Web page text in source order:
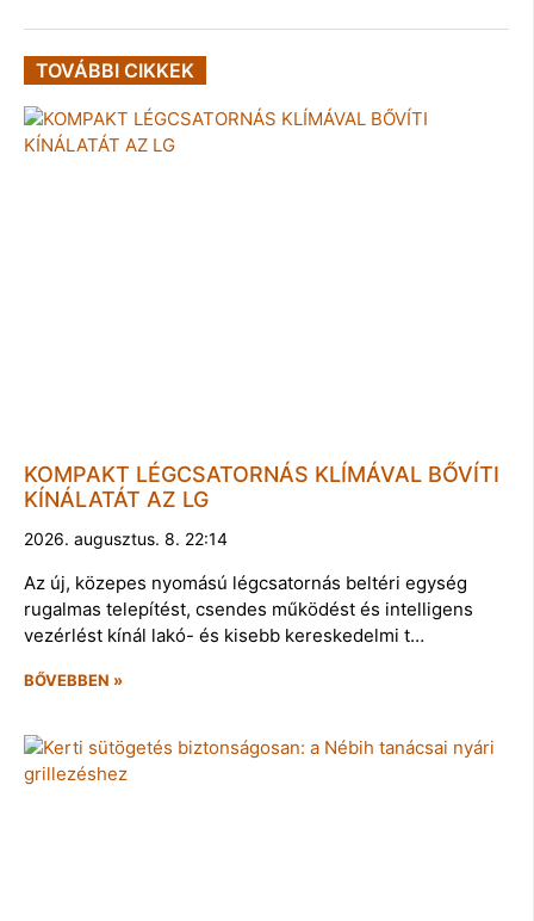
TOVÁBBI CIKKEK
KOMPAKT LÉGCSATORNÁS KLÍMÁVAL BŐVÍTI
KÍNÁLATÁT AZ LG
2026. augusztus. 8. 22:14
Az új, közepes nyomású légcsatornás beltéri egység
rugalmas telepítést, csendes működést és intelligens
vezérlést kínál lakó- és kisebb kereskedelmi t…
BŐVEBBEN »